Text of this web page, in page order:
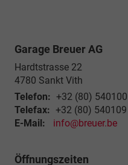
Garage Breuer AG
Hardtstrasse 22
4780 Sankt Vith
Telefon: +32 (80) 540100
Telefax: +32 (80) 540109
E-Mail:
info@breuer.be
Öffnungszeiten